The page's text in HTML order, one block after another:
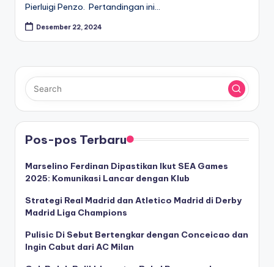
Pierluigi Penzo. Pertandingan ini…
Desember 22, 2024
Pos-pos Terbaru
Marselino Ferdinan Dipastikan Ikut SEA Games
2025: Komunikasi Lancar dengan Klub
Strategi Real Madrid dan Atletico Madrid di Derby
Madrid Liga Champions
Pulisic Di Sebut Bertengkar dengan Conceicao dan
Ingin Cabut dari AC Milan